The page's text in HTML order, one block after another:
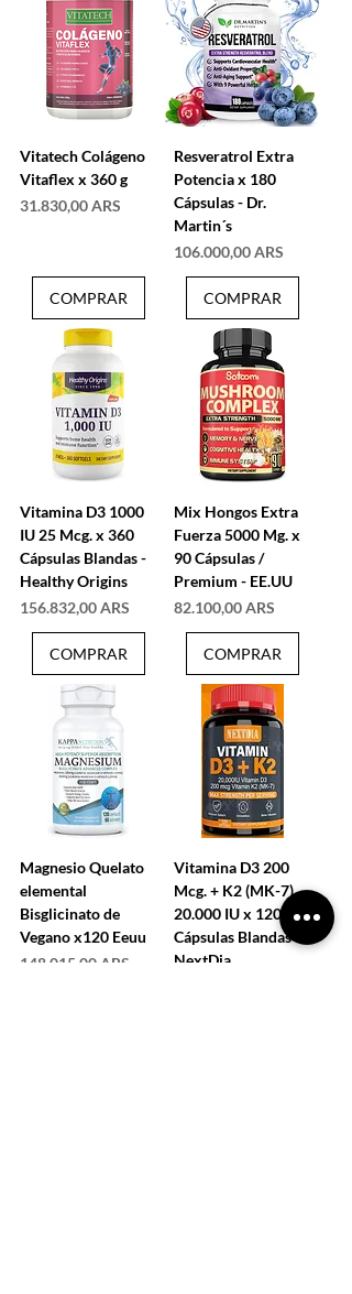
Vitatech Colágeno
Vitaflex x 360 g
Precio
31.830,00 ARS
COMPRAR
Resveratrol Extra
Potencia x 180
Cápsulas - Dr.
Martin´s
Precio
106.000,00 ARS
COMPRAR
Vitamina D3 1000
IU 25 Mcg. x 360
Cápsulas Blandas -
Healthy Origins
Precio
156.832,00 ARS
COMPRAR
Mix Hongos Extra
Fuerza 5000 Mg. x
90 Cápsulas /
Premium - EE.UU
Precio
82.100,00 ARS
COMPRAR
Magnesio Quelato
elemental
Bisglicinato de
Vegano x120 Eeuu
Precio
148.015,00 ARS
Vitamina D3 200
Mcg. + K2 (MK-7)
20.000 IU x 120
Cápsulas Blandas -
NextDia